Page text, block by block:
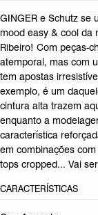
GINGER e Schutz se
mood easy & cool da
Ribeiro! Com peças-
atemporal, mas com
tem apostas
exemplo, é um
cintura alta trazem
enquanto a
característica
em combinações
tops cropped... Vai
CARACTERÍSTICAS